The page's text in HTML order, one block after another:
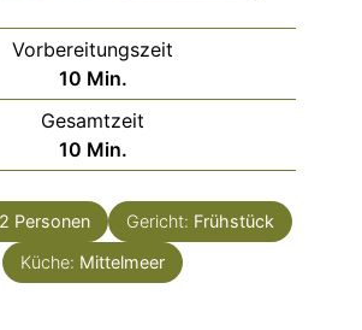
Vorbereitungszeit
10Minuten
Min.
Gesamtzeit
10Minuten
Min.
2 Personen Gericht: Frühstück
Küche: Mittelmeer